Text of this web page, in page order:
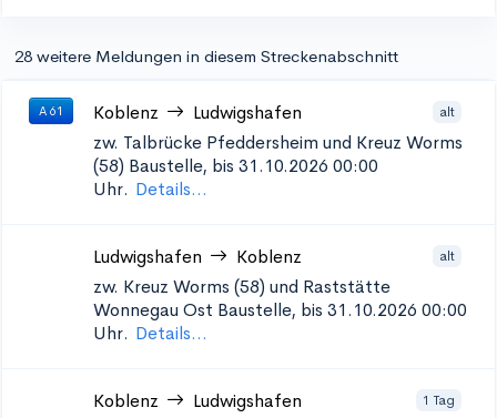
28 weitere Meldungen in diesem Streckenabschnitt
A 61 Koblenz Ludwigshafen alt
zw. Talbrücke Pfeddersheim und Kreuz Worms
(58) Baustelle, bis 31.10.2026 00:00
Uhr. Details...
Ludwigshafen Koblenz alt
zw. Kreuz Worms (58) und Raststätte
Wonnegau Ost Baustelle, bis 31.10.2026 00:00
Uhr. Details...
Koblenz Ludwigshafen 1 Tag